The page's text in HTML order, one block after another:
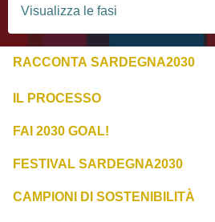
Visualizza le fasi
RACCONTA SARDEGNA2030
IL PROCESSO
FAI 2030 GOAL!
FESTIVAL SARDEGNA2030
CAMPIONI DI SOSTENIBILITÀ